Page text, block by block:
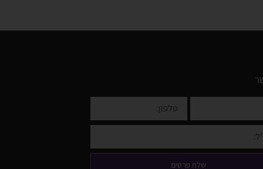
שלח פרטים